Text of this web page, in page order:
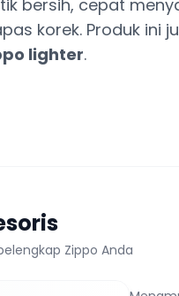
bersih, cepat
korek. Produk ini
lighter.
Zippo Anda